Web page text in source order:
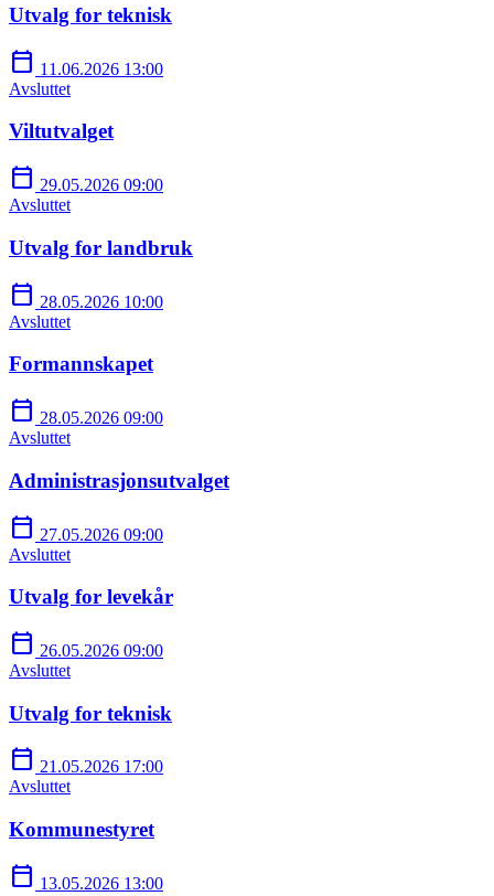
Utvalg for teknisk
calendar_today 11.06.2026 13:00
Avsluttet
Viltutvalget
calendar_today 29.05.2026 09:00
Avsluttet
Utvalg for landbruk
calendar_today 28.05.2026 10:00
Avsluttet
Formannskapet
calendar_today 28.05.2026 09:00
Avsluttet
Administrasjonsutvalget
calendar_today 27.05.2026 09:00
Avsluttet
Utvalg for levekår
calendar_today 26.05.2026 09:00
Avsluttet
Utvalg for teknisk
calendar_today 21.05.2026 17:00
Avsluttet
Kommunestyret
calendar_today 13.05.2026 13:00